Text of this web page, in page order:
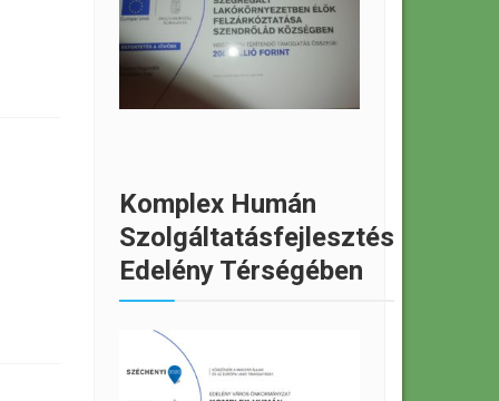
Komplex Humán
Szolgáltatásfejlesztés
Edelény Térségében